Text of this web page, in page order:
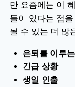
만 요즘에는 이
들이 있다는 점
될 수 있는 더 많
은퇴를 이루
긴급 상황
생일 인출